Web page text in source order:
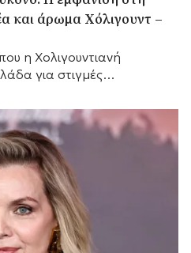
και άρωμα Χόλιγουντ –
η Χολιγουντιανή
για στιγμές